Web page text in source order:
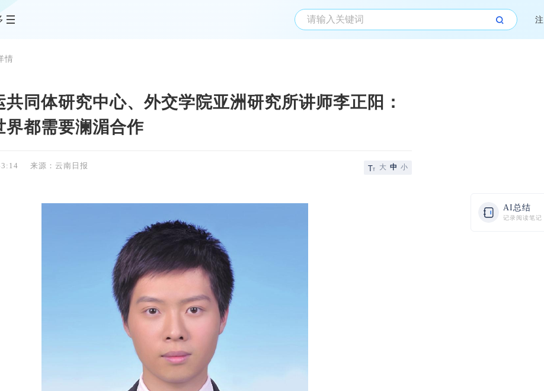
AI总结
记录阅读笔记
情
共同体研究中心、外交学院亚洲研究所讲师李正阳：
界都需要澜湄合作
来源：云南日报 大 中 小